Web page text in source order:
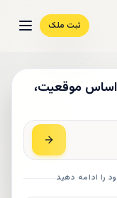
ثبت ملک
اساس موقعیت،
را ادامه دهید